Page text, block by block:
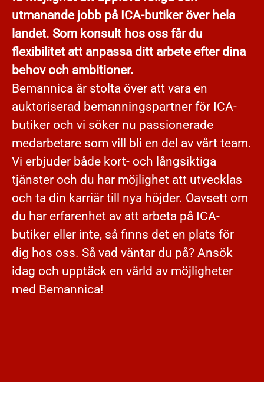
utmanande jobb på ICA-butiker över hela
landet. Som konsult hos oss får du
flexibilitet att anpassa ditt arbete efter dina
behov och ambitioner.
Bemannica är stolta över att vara en
auktoriserad bemanningspartner för ICA-
butiker och vi söker nu passionerade
medarbetare som vill bli en del av vårt team.
Vi erbjuder både kort- och långsiktiga
tjänster och du har möjlighet att utvecklas
och ta din karriär till nya höjder. Oavsett om
du har erfarenhet av att arbeta på ICA-
butiker eller inte, så finns det en plats för
dig hos oss. Så vad väntar du på? Ansök
idag och upptäck en värld av möjligheter
med Bemannica!